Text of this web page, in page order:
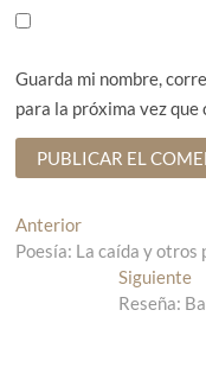
Guarda mi nombre,
para la próxima vez que
N
a
Anterior
n
Poesía: La caída y
SiguienteE
n
Reseña: